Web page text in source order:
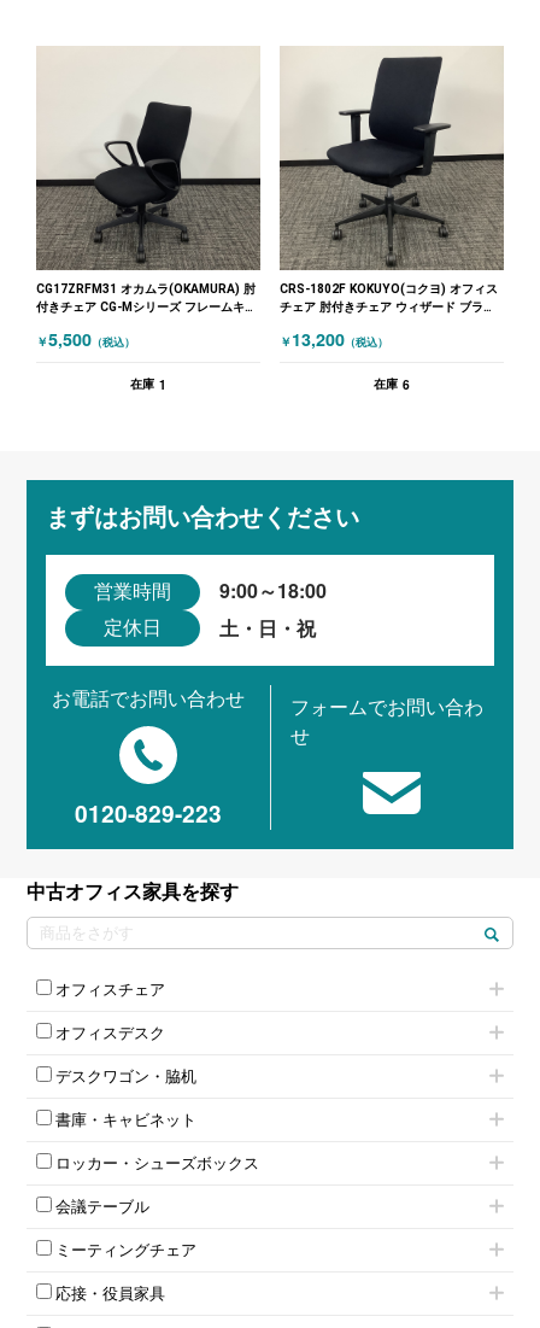
CG17ZRFM31 オカムラ(OKAMURA) 肘
付きチェア CG-Mシリーズ フレームキズ
￥5,500 （税込）
在庫 1
CRS-1802F KOKUYO(コクヨ) オフィス
チェア 肘付きチェア ウィザード ブラッ
￥ 13,200 （税込）
在庫 6
まずはお問い合わせください
営業時間 9:00～18:00
定休日 土・日・祝
お電話でお問い合わせ
0120-829-223
フォームでお問い合わ
せ
中古オフィス家具を探す
オフィスチェア
肘付きチェア
肘無しチェア
役員チェア
オフィスチェアその他
オフィスデスク
片袖机
フリーアドレスデスク（ベンチデスク）
昇降デスク
両袖机
デスクワゴン・脇机
インワゴン2段
インワゴン3段
脇机
書庫・キャビネット
ハイキャビネット
ローキャビネット
両開きキャビネット
上下連結キャビネット
軽量ラック（スチールラック）
ロッカー・シューズボックス
1人用ロッカー
2人用ロッカー
3人用ロッカー
5人用ロッカー
会議テーブル
ミーティングテーブル
スタッキングテーブル
ネスティングテーブル
ミーティングチェア
キャスター付きミーティングチェア
スタッキングミーティングチェア
応接・役員家具